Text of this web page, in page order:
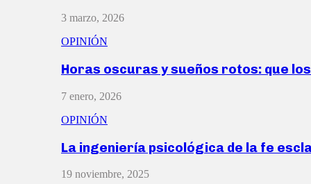
3 marzo, 2026
OPINIÓN
Horas oscuras y sueños rotos: que
7 enero, 2026
OPINIÓN
La ingeniería psicológica de la fe
19 noviembre, 2025